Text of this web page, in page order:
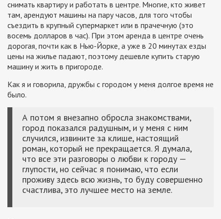
снимать квартиру и работать в центре. Многие, кто живет
там, арендуют машины на пару часов, для того чтобы
съездить в крупный супермаркет или в прачечную (это
восемь долларов в час). При этом аренда в центре очень
дорогая, почти как в Нью-Йорке, а уже в 20 минутах езды
цены на жилье падают, поэтому дешевле купить старую
машину и жить в пригороде.
Как я и говорила, дружбы с городом у меня долгое время не
было.
А потом я внезапно обросла знакомствами,
город показался радушным, и у меня с ним
случился, извините за клише, настоящий
роман, который не прекращается. Я думала,
что все эти разговоры о любви к городу —
глупости, но сейчас я понимаю, что если
проживу здесь всю жизнь, то буду совершенно
счастлива, это лучшее место на земле.